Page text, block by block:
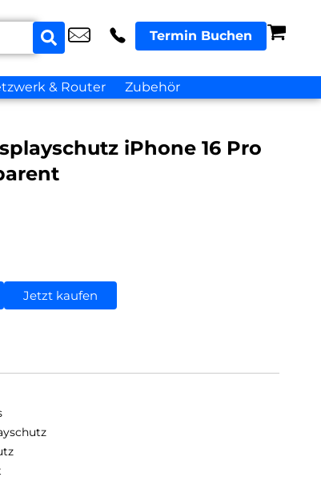
Termin Buchen
& Router Zubehör
iPhone 16 Pro
Jetzt kaufen